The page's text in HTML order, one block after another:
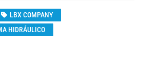
LBX COMPANY
HIDRÁULICO